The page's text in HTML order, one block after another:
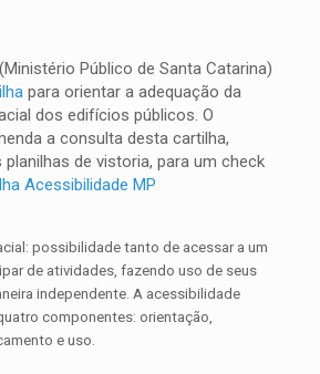
Público de Santa Catarina)
para orientar a adequação da
dos edifícios públicos. O
a consulta desta cartilha,
de vistoria, para um check
Acessibilidade MP
possibilidade tanto de acessar a um
de atividades, fazendo uso de seus
independente. A acessibilidade
componentes: orientação,
e uso.